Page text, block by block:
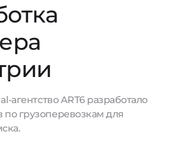
агентство ART6 разработало
по грузоперевозкам для